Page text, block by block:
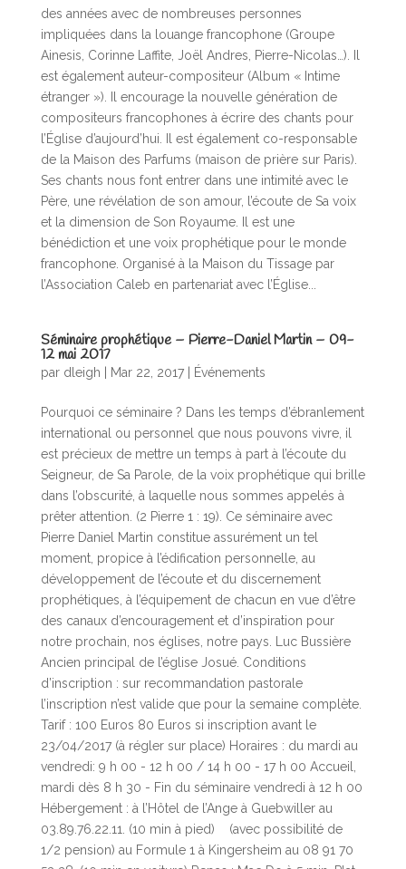
des années avec de nombreuses personnes
impliquées dans la louange francophone (Groupe
Ainesis, Corinne Laffite, Joël Andres, Pierre-Nicolas…). Il
est également auteur-compositeur (Album « Intime
étranger »). Il encourage la nouvelle génération de
compositeurs francophones à écrire des chants pour
l’Église d’aujourd’hui. Il est également co-responsable
de la Maison des Parfums (maison de prière sur Paris).
Ses chants nous font entrer dans une intimité avec le
Père, une révélation de son amour, l’écoute de Sa voix
et la dimension de Son Royaume. Il est une
bénédiction et une voix prophétique pour le monde
francophone. Organisé à la Maison du Tissage par
l’Association Caleb en partenariat avec l’Église...
Séminaire prophétique – Pierre-Daniel Martin – 09-
12 mai 2017
par dleigh Mar 22 , 2017| Événements
Pourquoi ce séminaire ? Dans les temps d’ébranlement
international ou personnel que nous pouvons vivre, il
est précieux de mettre un temps à part à l’écoute du
Seigneur, de Sa Parole, de la voix prophétique qui brille
dans l’obscurité, à laquelle nous sommes appelés à
prêter attention. (2 Pierre 1 : 19). Ce séminaire avec
Pierre Daniel Martin constitue assurément un tel
moment, propice à l’édification personnelle, au
développement de l’écoute et du discernement
prophétiques, à l’équipement de chacun en vue d’être
des canaux d’encouragement et d’inspiration pour
notre prochain, nos églises, notre pays. Luc Bussière
Ancien principal de l’église Josué. Conditions
d’inscription : sur recommandation pastorale
l’inscription n’est valide que pour la semaine complète.
Tarif : 100 Euros 80 Euros si inscription avant le
23/04/2017 (à régler sur place) Horaires : du mardi au
vendredi: 9 h 00 - 12 h 00 / 14 h 00 - 17 h 00 Accueil,
mardi dès 8 h 30 - Fin du séminaire vendredi à 12 h 00
Hébergement : à l’Hôtel de l’Ange à Guebwiller au
03.89.76.22.11. (10 min à pied) (avec possibilité de
1/2 pension) au Formule 1 à Kingersheim au 08 91 70